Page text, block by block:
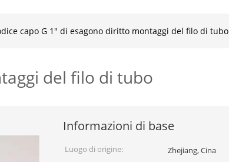
capo G 1" di esagono diritto montaggi del filo di tubo
del filo di tubo
Informazioni di base
Luogo di origine: Zhejiang, Cina